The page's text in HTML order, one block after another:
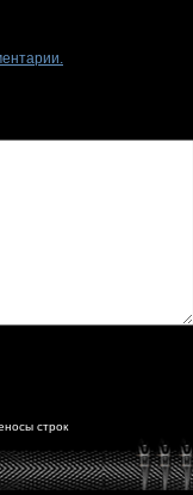
строк